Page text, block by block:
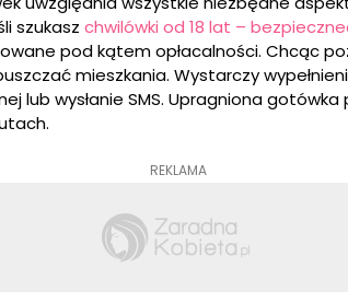
szukasz chwilówki od 18 lat –
pod kątem opłacalności. Chcąc
mieszkania. Wystarczy
lub wysłanie SMS. Upragniona
REKLAMA